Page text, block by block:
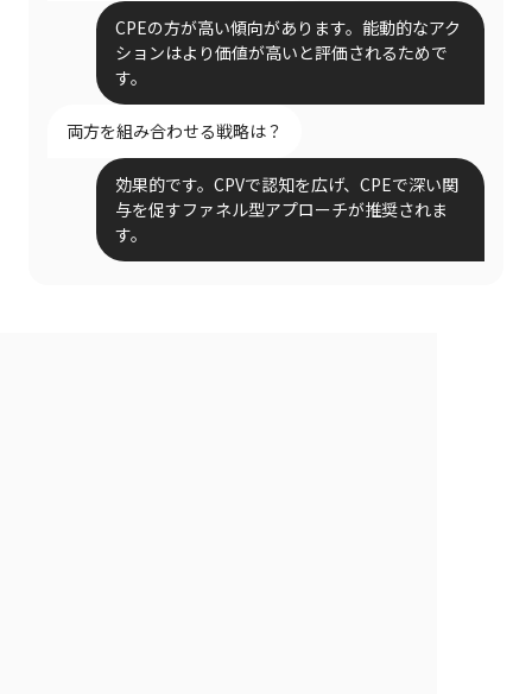
CPEの方が高い傾向があります。能動的なアク
ションはより価値が高いと評価されるためで
す。
両方を組み合わせる戦略は？
効果的です。CPVで認知を広げ、CPEで深い関
与を促すファネル型アプローチが推奨されま
す。